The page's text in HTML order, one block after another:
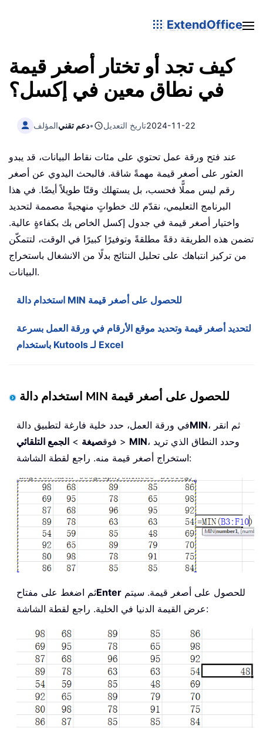
ExtendOffice
كيف تجد أو تختار أصغر قيمة
في نطاق معين في إكسل؟
المؤلفدعم تقني• تاريخ التعديل2024-11-22
عند فتح ورقة عمل تحتوي على مئات نقاط البيانات، قد يبدو
العثور على أصغر قيمة مهمةً شاقة. فالبحث اليدوي عن أصغر
رقم ليس مملًّا فحسب، بل يستهلك وقتًا طويلاً أيضًا. في هذا
البرنامج التعليمي، نقدّم لك خطواتٍ منهجيةً مصممة لتحديد
واختيار أصغر قيمة في جدول إكسل الخاص بك بكفاءةٍ عالية.
تضمن هذه الطريقة دقةً مطلقةً وتوفيرًا كبيرًا في الوقت، لتتمكّن
من تركيز انتباهك على تحليل النتائج بدلًا من الانشغال باستخراج
البيانات.
استخدام دالة MIN للحصول على أصغر قيمة
لتحديد أصغر قيمة وتحديد موقع الأرقام في ورقة العمل بسرعة
باستخدام Kutools لـ Excel
استخدام دالة MIN للحصول على أصغر قيمة
في ورقة العمل، حدد خلية فارغة لتطبيق دالةMIN، ثم انقر
فوقصيغة > الجمع التلقائي > MIN، وحدد النطاق الذي تريد
استخراج أصغر قيمة منه. راجع لقطة الشاشة:
ثم اضغط على مفتاحEnter
عرض القيمة الدنيا في الخلية. راجع لقطة الشاشة: